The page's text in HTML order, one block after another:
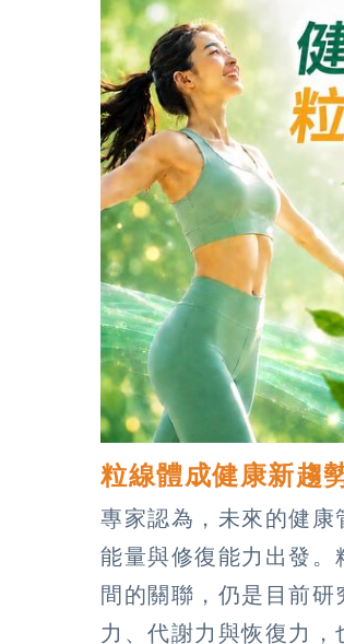
粒線體成健康新趨
專家認為，未來的健
能量與修復能力出發。
間的關聯，仍是目前
力、代謝力與恢復力，